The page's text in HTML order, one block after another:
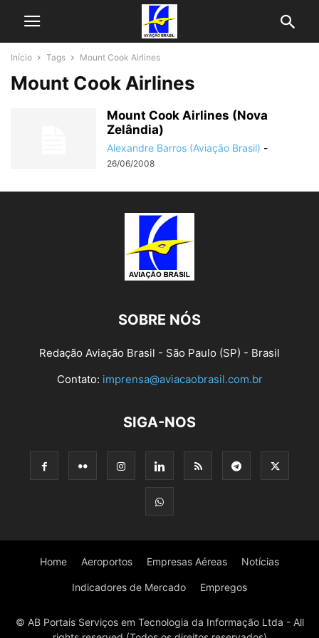
Início Tags Mount Cook Airlines
Mount Cook Airlines
Mount Cook Airlines (Nova
Zelândia)
Alexandre Barros (Aviação Brasil) -
26/06/2008
SOBRE NÓS
Redação Aviação Brasil - São Paulo (SP) - Brasil
Contato: imprensa@aviacaobrasil.com.br
SIGA-NOS
Home Aeroportos Empresas Aéreas Notícias
Indicadores de Mercado Empregos
© AB Portais Serviços em Tecnologia da Informação Ltda - All